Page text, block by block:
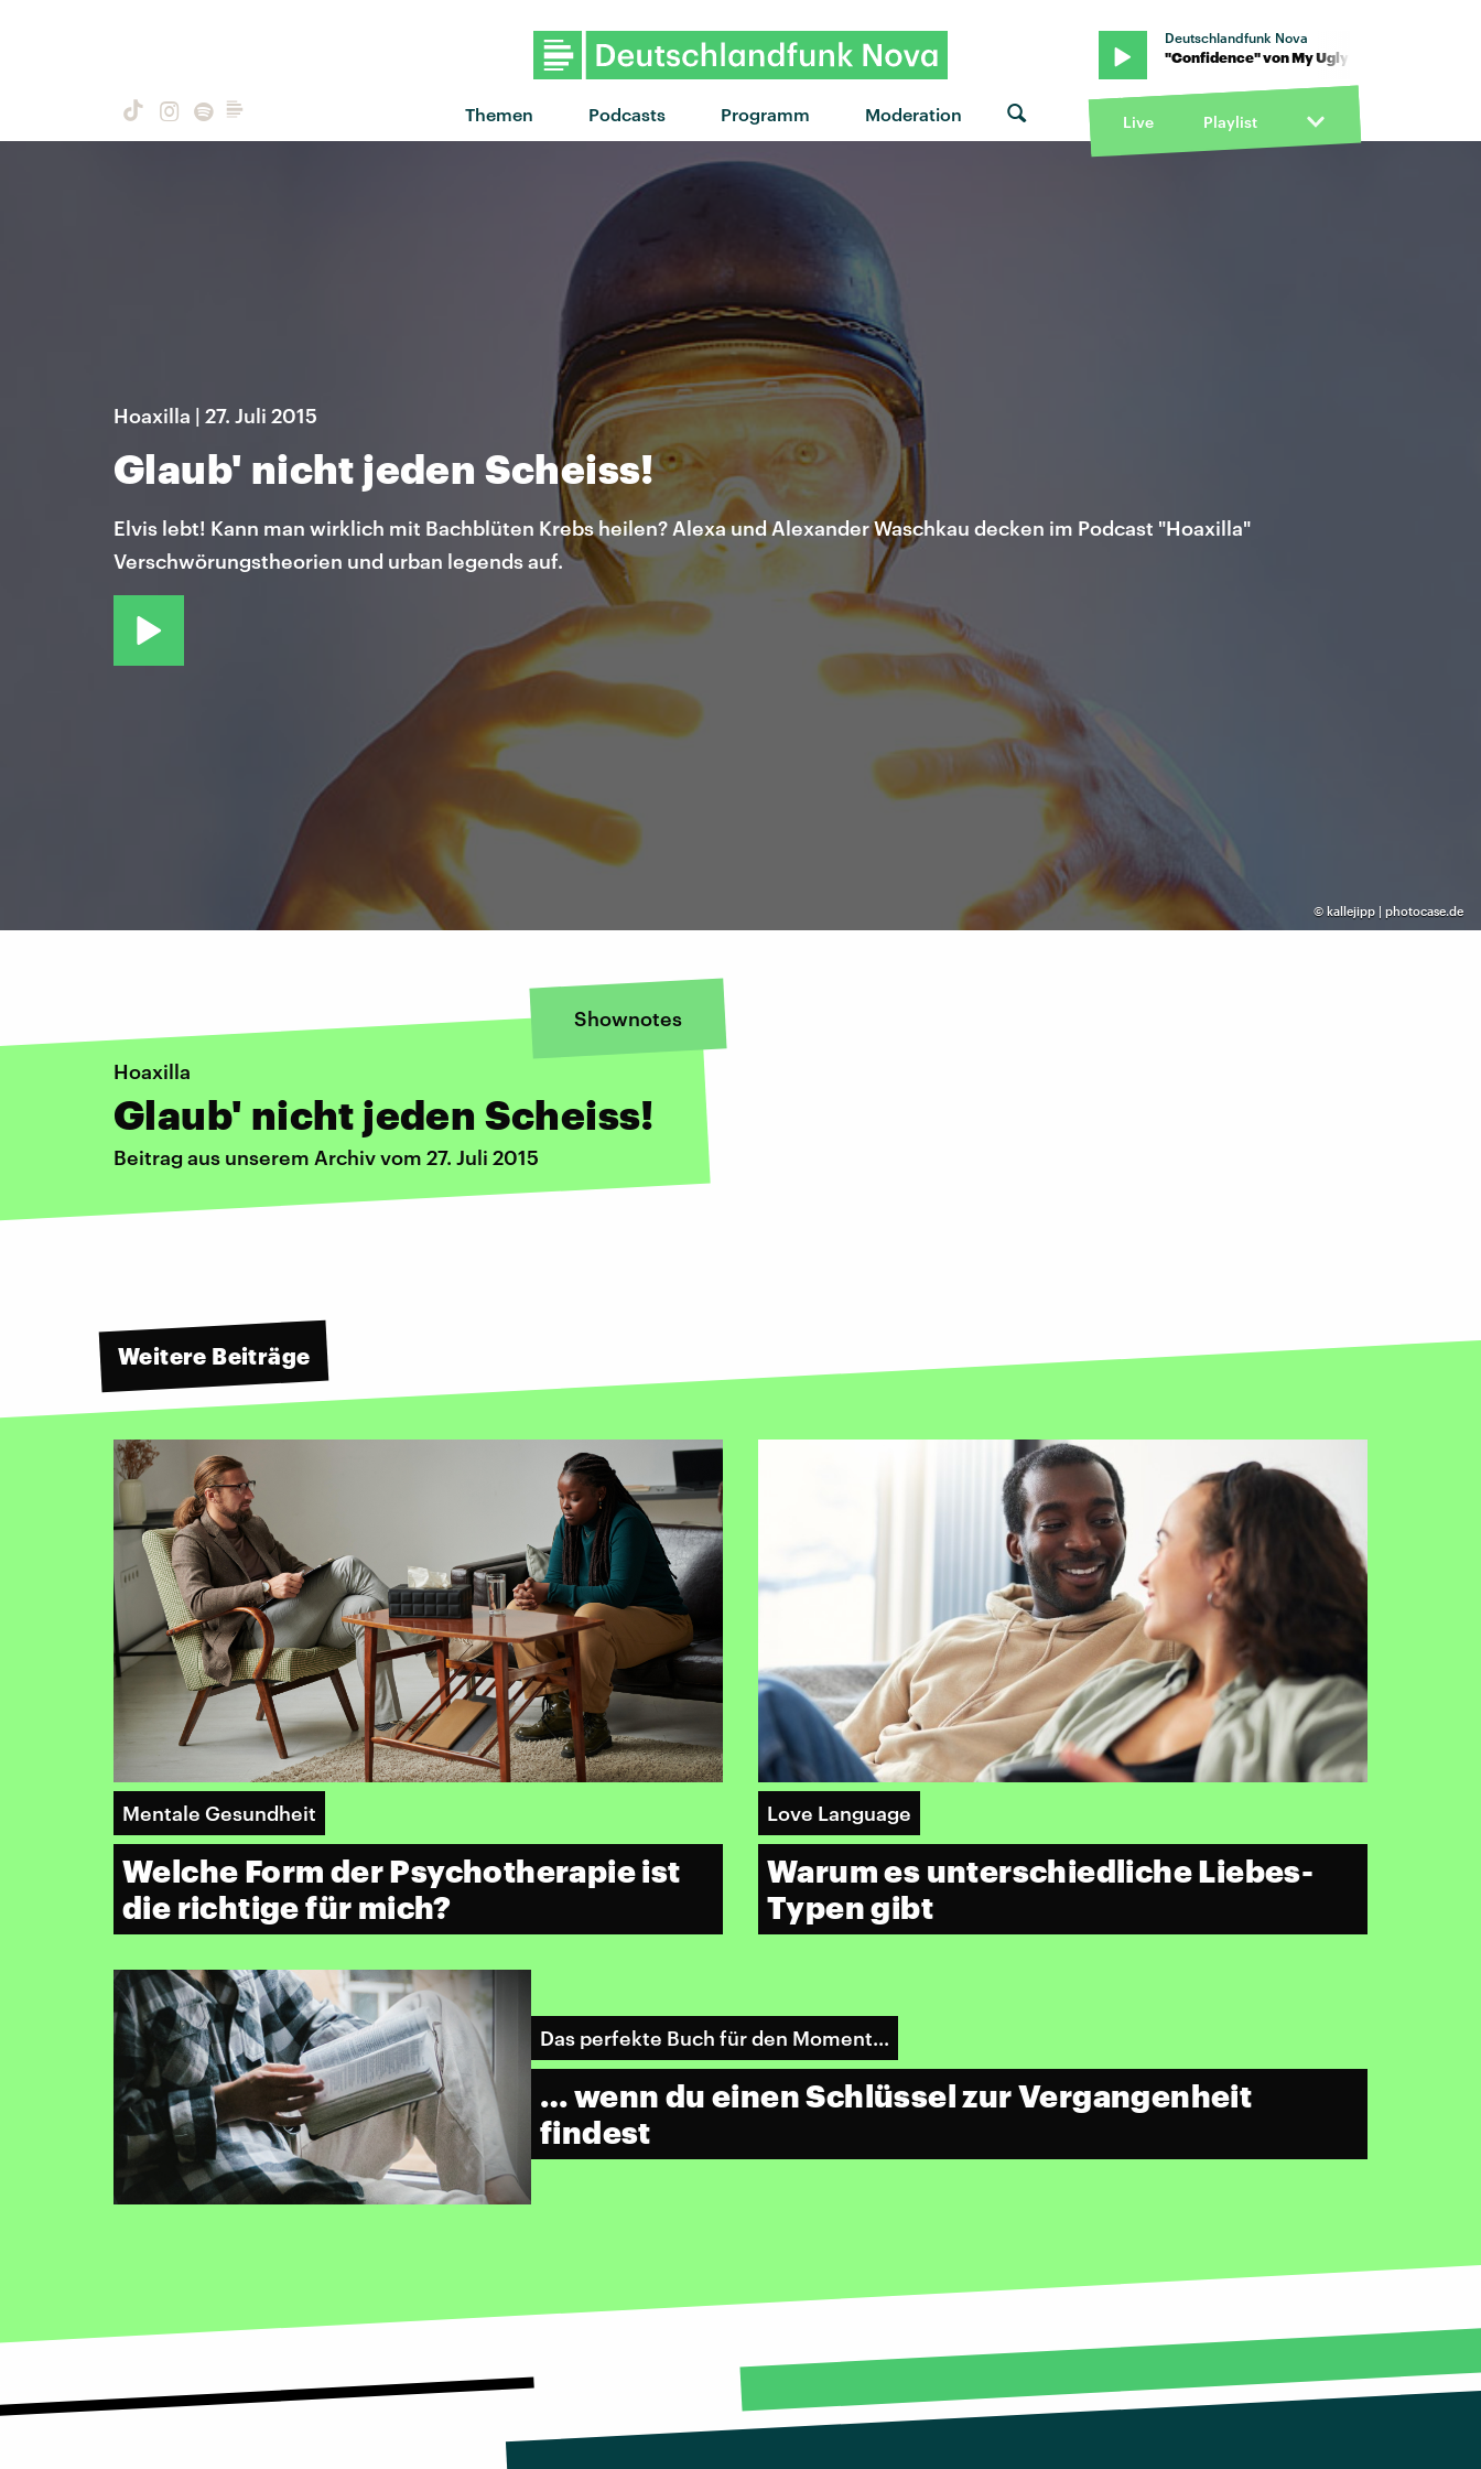
Themen Podcasts Programm Moderation
Deutschlandfunk Nova
"Confidence" von My Ugly Clementine · "Confidence" von My Ugly Clementine ·
Live Playlist
© kallejipp | photocase.de
Hoaxilla | 27. Juli 2015
Glaub' nicht jeden Scheiss!
Elvis lebt! Kann man wirklich mit Bachblüten Krebs heilen? Alexa und Alexander Waschkau decken im Podcast "Hoaxilla"
Verschwörungstheorien und urban legends auf.
Shownotes
Hoaxilla
Glaub' nicht jeden Scheiss!
Beitrag aus unserem Archiv vom 27. Juli 2015
Weitere Beiträge
Mentale Gesundheit
Welche Form der Psychotherapie ist
die richtige für mich?
Love Language
Warum es unterschiedliche Liebes-
Typen gibt
Das perfekte Buch für den Moment...
… wenn du einen Schlüssel zur Vergangenheit
findest